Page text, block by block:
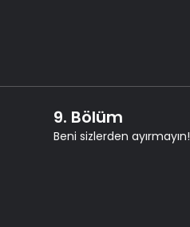
9. Bölüm
Beni sizlerden ayırmayın!